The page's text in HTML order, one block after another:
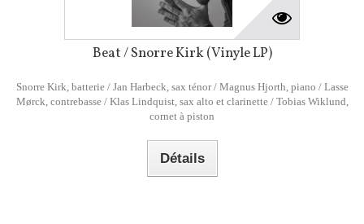
Beat / Snorre Kirk (Vinyle LP)
Snorre Kirk, batterie / Jan Harbeck, sax ténor / Magnus Hjorth, piano / Lasse
Mørck, contrebasse / Klas Lindquist, sax alto et clarinette / Tobias Wiklund,
cornet à piston
Détails